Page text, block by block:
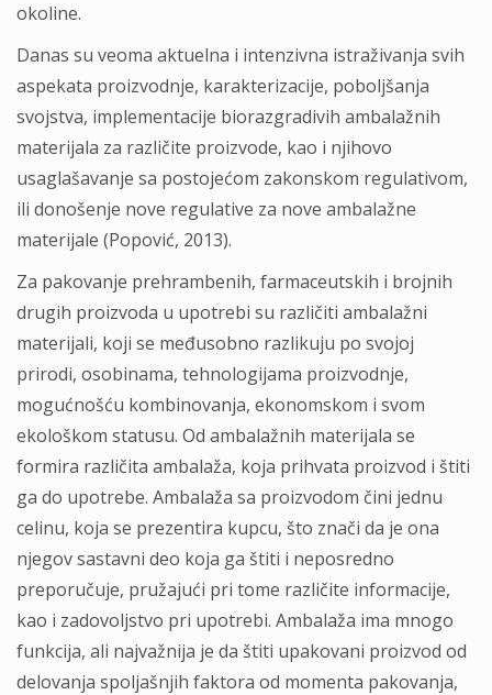
okoline.
Danas su veoma aktuelna i intenzivna istraživanja svih
aspekata proizvodnje, karakterizacije, poboljšanja
svojstva, implementacije biorazgradivih ambalažnih
materijala za različite proizvode, kao i njihovo
usaglašavanje sa postojećom zakonskom regulativom,
ili donošenje nove regulative za nove ambalažne
materijale (Popović, 2013).
Za pakovanje prehrambenih, farmaceutskih i brojnih
drugih proizvoda u upotrebi su različiti ambalažni
materijali, koji se međusobno razlikuju po svojoj
prirodi, osobinama, tehnologijama proizvodnje,
mogućnošću kombinovanja, ekonomskom i svom
ekološkom statusu. Od ambalažnih materijala se
formira različita ambalaža, koja prihvata proizvod i štiti
ga do upotrebe. Ambalaža sa proizvodom čini jednu
celinu, koja se prezentira kupcu, što znači da je ona
njegov sastavni deo koja ga štiti i neposredno
preporučuje, pružajući pri tome različite informacije,
kao i zadovoljstvo pri upotrebi. Ambalaža ima mnogo
funkcija, ali najvažnija je da štiti upakovani proizvod od
delovanja spoljašnjih faktora od momenta pakovanja,